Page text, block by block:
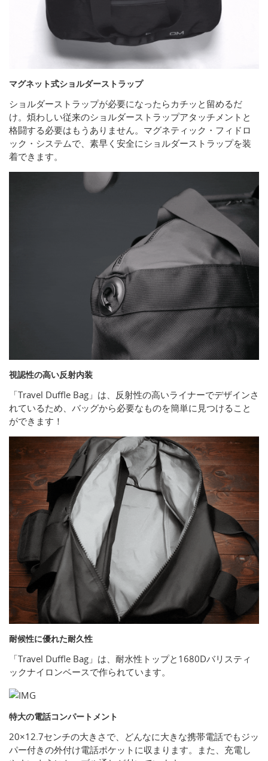
マグネット式ショルダーストラップ
ショルダーストラップが必要になったらカチッと留めるだ
け。煩わしい従来のショルダーストラップアタッチメントと
格闘する必要はもうありません。マグネティック・フィドロ
ック・システムで、素早く安全にショルダーストラップを装
着できます。
視認性の高い反射内装
「Travel Duffle Bag」は、反射性の高いライナーでデザインさ
れているため、バッグから必要なものを簡単に見つけること
ができます！
耐候性に優れた耐久性
「Travel Duffle Bag」は、耐水性トップと1680Dバリスティ
ックナイロンベースで作られています。
特大の電話コンパートメント
20×12.7センチの大きさで、どんなに大きな携帯電話でもジッ
パー付きの外付け電話ポケットに収まります。また、充電し